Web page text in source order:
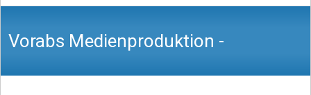
Vorabs Medienproduktion -